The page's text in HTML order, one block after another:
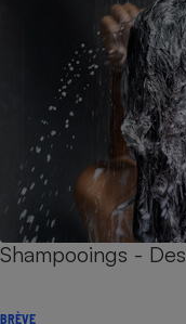
Shampooings -
BRÈVE